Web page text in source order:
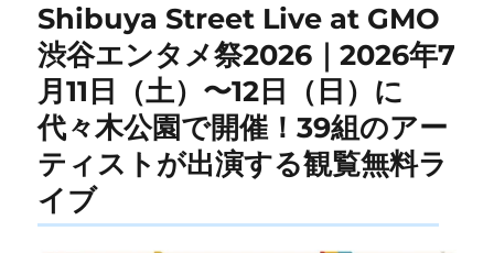
Shibuya Street Live at GMO
渋谷エンタメ祭2026｜2026年7
月11日（土）〜12日（日）に
代々木公園で開催！39組のアー
ティストが出演する観覧無料ラ
イブ